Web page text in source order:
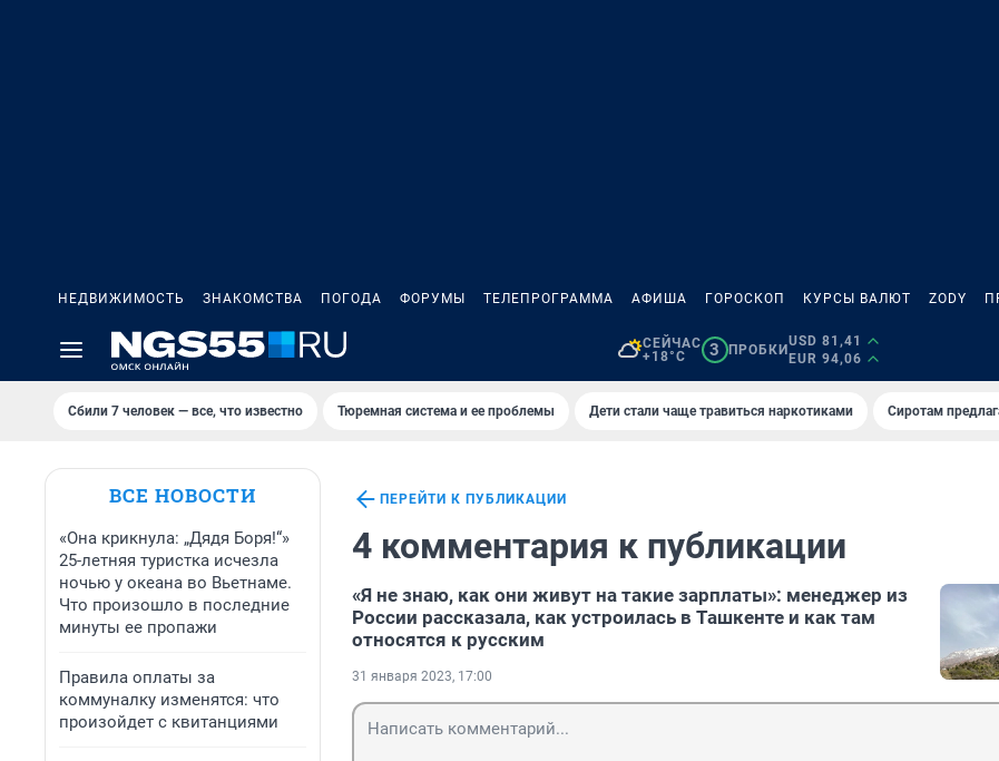
НЕДВИЖИМОСТЬ ЗНАКОМСТВА ПОГОДА ФОРУМЫ ТЕЛЕПРОГРАММА АФИША ГОРОСКОП КУРСЫ ВАЛЮТ ZODY
СЕЙЧАС
+18°C
3 ПРОБКИ
USD 81,41
EUR 94,06
Сбили 7 человек — все, что известно Тюремная система и ее проблемы Дети стали чаще травиться наркотиками Сиротам
ВСЕ НОВОСТИ
«Она крикнула: „Дядя Боря!“»
25-летняя туристка исчезла
ночью у океана во Вьетнаме.
Что произошло в последние
минуты ее пропажи
Правила оплаты за
коммуналку изменятся: что
произойдет с квитанциями
ПЕРЕЙТИ К ПУБЛИКАЦИИ
4 комментария к публикации
«Я не знаю, как они живут на такие зарплаты»: менеджер из
России рассказала, как устроилась в Ташкенте и как там
относятся к русским
31 января 2023, 17:00